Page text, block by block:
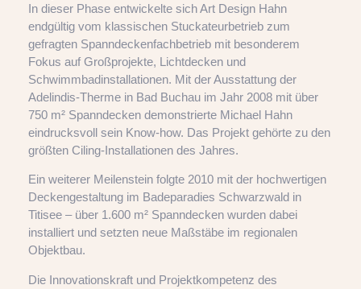
In dieser Phase entwickelte sich Art Design Hahn
endgültig vom klassischen Stuckateurbetrieb zum
gefragten Spanndeckenfachbetrieb mit besonderem
Fokus auf Großprojekte, Lichtdecken und
Schwimmbadinstallationen. Mit der Ausstattung der
Adelindis-Therme in Bad Buchau im Jahr 2008 mit über
750 m² Spanndecken demonstrierte Michael Hahn
eindrucksvoll sein Know-how. Das Projekt gehörte zu den
größten Ciling-Installationen des Jahres.
Ein weiterer Meilenstein folgte 2010 mit der hochwertigen
Deckengestaltung im Badeparadies Schwarzwald in
Titisee – über 1.600 m² Spanndecken wurden dabei
installiert und setzten neue Maßstäbe im regionalen
Objektbau.
Die Innovationskraft und Projektkompetenz des